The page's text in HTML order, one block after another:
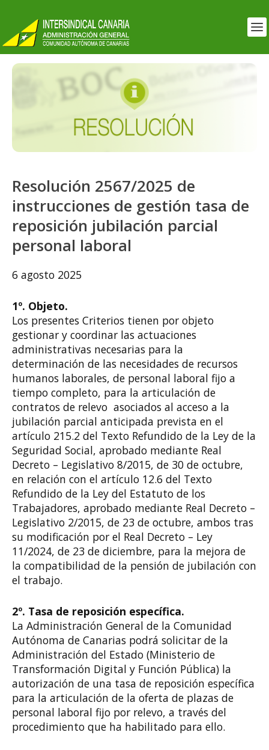
Resolución 2567/2025 de
instrucciones de gestión tasa de
reposición jubilación parcial
personal laboral
6 agosto 2025
1º. Objeto.
Los presentes Criterios tienen por objeto
gestionar y coordinar las actuaciones
administrativas necesarias para la
determinación de las necesidades de recursos
humanos laborales, de personal laboral fijo a
tiempo completo, para la articulación de
contratos de relevo asociados al acceso a la
jubilación parcial anticipada prevista en el
artículo 215.2 del Texto Refundido de la Ley de la
Seguridad Social, aprobado mediante Real
Decreto – Legislativo 8/2015, de 30 de octubre,
en relación con el artículo 12.6 del Texto
Refundido de la Ley del Estatuto de los
Trabajadores, aprobado mediante Real Decreto –
Legislativo 2/2015, de 23 de octubre, ambos tras
su modificación por el Real Decreto – Ley
11/2024, de 23 de diciembre, para la mejora de
la compatibilidad de la pensión de jubilación con
el trabajo.
2º. Tasa de reposición específica.
La Administración General de la Comunidad
Autónoma de Canarias podrá solicitar de la
Administración del Estado (Ministerio de
Transformación Digital y Función Pública) la
autorización de una tasa de reposición específica
para la articulación de la oferta de plazas de
personal laboral fijo por relevo, a través del
procedimiento que ha habilitado para ello.